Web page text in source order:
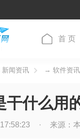
首 页
新闻资讯 → 软件资讯
干什么用
来源：